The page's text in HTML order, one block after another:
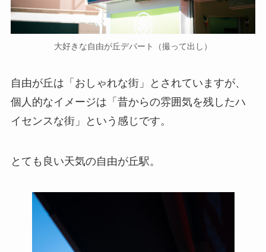
大好きな自由が丘デパート（撮って出し）
自由が丘は「おしゃれな街」とされていますが、
個人的なイメージは「昔からの雰囲気を残したハ
イセンスな街」という感じです。
とても良い天気の自由が丘駅。